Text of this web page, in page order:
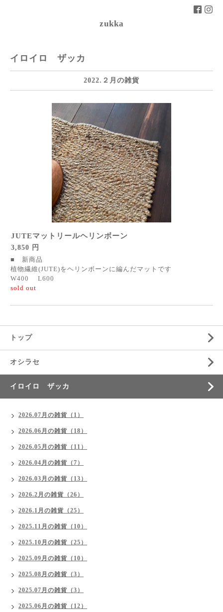
zukka
イロイロ ザッカ
2022.２月の雑貨
JUTEマットリールヘリンボーン
3,850 円
■ 新商品
植物繊維(JUTE)をヘリンボーンに編んだマットです
W400 L600
sold out
トップ
オシラセ
イロイロ ザッカ
2026.07月の雑貨（1）
2026.06月の雑貨（18）
2026.05月の雑貨（11）
2026.04月の雑貨（7）
2026.03月の雑貨（13）
2026.2月の雑貨（26）
2026.1月の雑貨（25）
2025.11月の雑貨（10）
2025.10月の雑貨（25）
2025.09月の雑貨（10）
2025.08月の雑貨（3）
2025.07月の雑貨（3）
2025.06月の雑貨（12）